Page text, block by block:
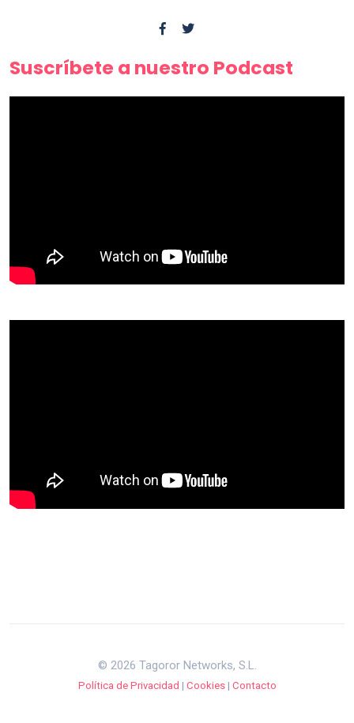
Suscríbete a nuestro Podcast
© 2026 Tagoror Networks, S.L.
Política de Privacidad | Cookies| Contacto